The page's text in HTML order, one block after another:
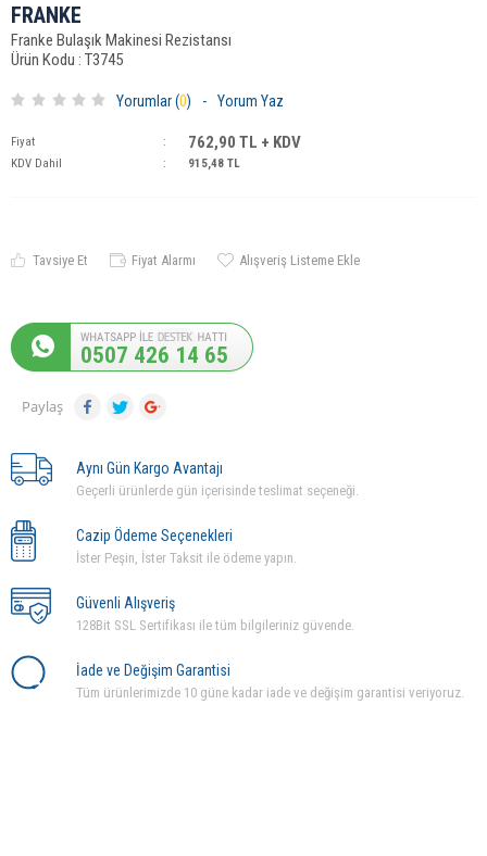
FRANKE
Franke Bulaşık Makinesi Rezistansı
Ürün Kodu : T3745
Yorumlar (0) - Yorum Yaz
Fiyat : 762,90 TL + KDV
KDV Dahil : 915,48 TL
Tavsiye Et Fiyat Alarmı Alışveriş Listeme Ekle
0507 426 14 65
Paylaş
Aynı Gün Kargo Avantajı
Geçerli ürünlerde gün içerisinde teslimat seçeneği.
Cazip Ödeme Seçenekleri
İster Peşin, İster Taksit ile ödeme yapın.
Güvenli Alışveriş
128Bit SSL Sertifikası ile tüm bilgileriniz güvende.
İade ve Değişim Garantisi
Tüm ürünlerimizde 10 güne kadar iade ve değişim garantisi veriyoruz.